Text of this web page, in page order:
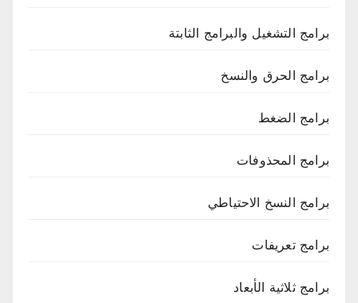
برامج التشغيل والبرامج الثابتة
برامج الحرق والنسخ
برامج الضغط
برامج المحذوفات
برامج النسخ الاحتياطي
برامج تعريفات
برامج ثلاثية الأبعاد